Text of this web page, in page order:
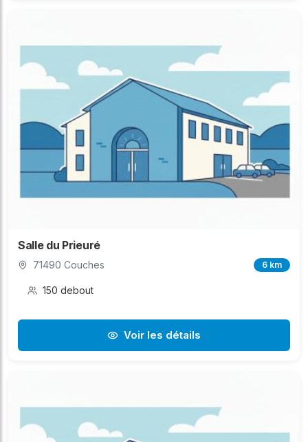
Salle du Prieuré
71490 Couches 6 km
150 debout
Voir les détails